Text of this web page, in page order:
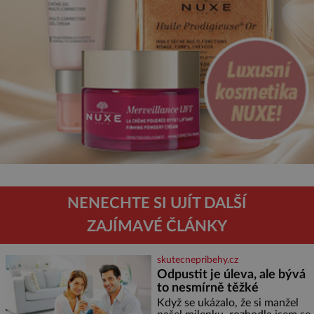
NENECHTE SI UJÍT DALŠÍ
ZAJÍMAVÉ ČLÁNKY
skutecnepribehy.cz
Odpustit je úleva, ale bývá
to nesmírně těžké
Když se ukázalo, že si manžel